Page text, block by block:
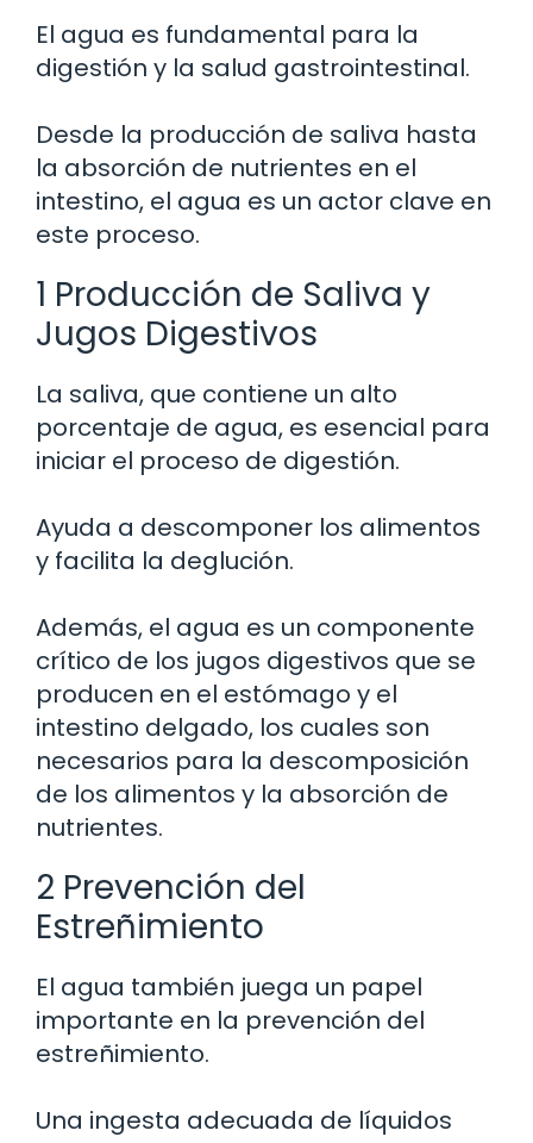
El agua es fundamental para la
digestión y la salud gastrointestinal.
Desde la producción de saliva hasta
la absorción de nutrientes en el
intestino, el agua es un actor clave en
este proceso.
1 Producción de Saliva y
Jugos Digestivos
La saliva, que contiene un alto
porcentaje de agua, es esencial para
iniciar el proceso de digestión.
Ayuda a descomponer los alimentos
y facilita la deglución.
Además, el agua es un componente
crítico de los jugos digestivos que se
producen en el estómago y el
intestino delgado, los cuales son
necesarios para la descomposición
de los alimentos y la absorción de
nutrientes.
2 Prevención del
Estreñimiento
El agua también juega un papel
importante en la prevención del
estreñimiento.
Una ingesta adecuada de líquidos